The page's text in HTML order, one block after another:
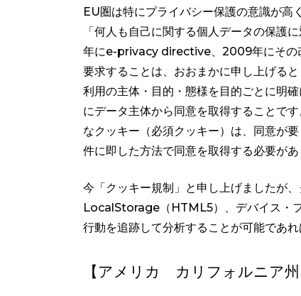
EU圏は特にプライバシー保護の意識が高
「何人も自己に関する個人データの保護
年にe-privacy directive、2009年にその
要求することは、おおまかに申し上げる
利用の主体・目的・態様を目的ごとに明
にデータ主体から同意を取得することで
なクッキー（必須クッキー）は、同意が
件に即した方法で同意を取得する必要があ
今「クッキー規制」と申し上げましたが
LocalStorage（HTML5）、デバイス・
行動を追跡して分析することが可能であれ
【アメリカ カリフォルニア州